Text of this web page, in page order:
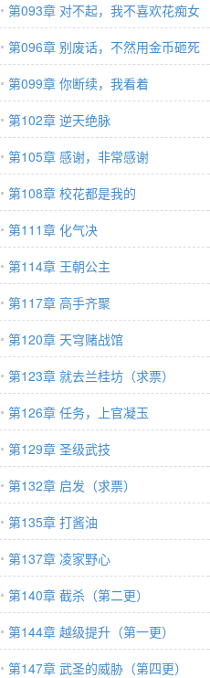
求票）
第093章 对不起，我不喜欢花痴女
第096章 别废话，不然用金币砸死
你第099章 你断续，我看着
第102章 逆天绝脉
第105章 感谢，非常感谢
第108章 校花都是我的
第111章 化气决
第114章 王朝公主
第117章 高手齐聚
第120章 天穹赌战馆
第123章 就去兰桂坊（求票）
第126章 任务，上官凝玉
第129章 圣级武技
第132章 启发（求票）
第135章 打酱油
第137章 凌家野心
第140章 截杀（第二更）
第144章 越级提升（第一更）
第147章 武圣的威胁（第四更）